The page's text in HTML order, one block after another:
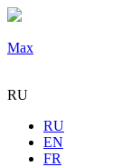
Max
RU
RU
EN
FR